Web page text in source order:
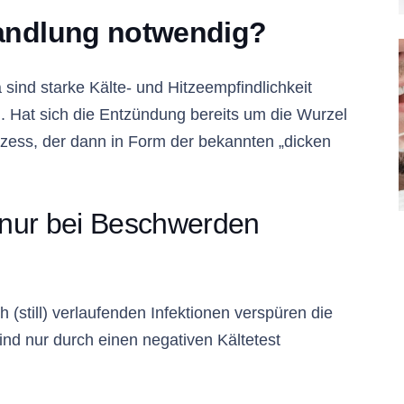
notwendig?
starke Kälte- und Hitzeempfindlichkeit
sich die Entzündung bereits um die Wurzel
der dann in Form der bekannten „dicken
bei Beschwerden
(still) verlaufenden Infektionen verspüren die
nur durch einen negativen Kältetest